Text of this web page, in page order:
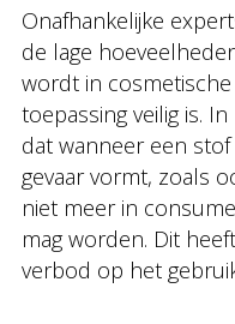
Onafhankelijke
de lage
wordt in
toepassing veilig is.
dat wanneer een
gevaar vormt, zoals
niet meer in
mag worden. Dit
verbod op het